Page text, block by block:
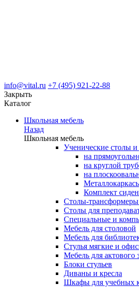
info@vital.ru +7 (495) 921-22-88
Закрыть
Каталог
Школьная мебель
Назад
Школьная мебель
Ученические столы и
на
на круглой
на
Комплект
Столы-
Столы для
Специальные и
Мебель для столовой
Мебель для
Стулья мягкие и
Мебель для актового
Блоки стульев
Диваны и кресла
Шкафы для учебных